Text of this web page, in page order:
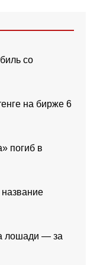
со
на бирже 6
погиб в
лошади — за